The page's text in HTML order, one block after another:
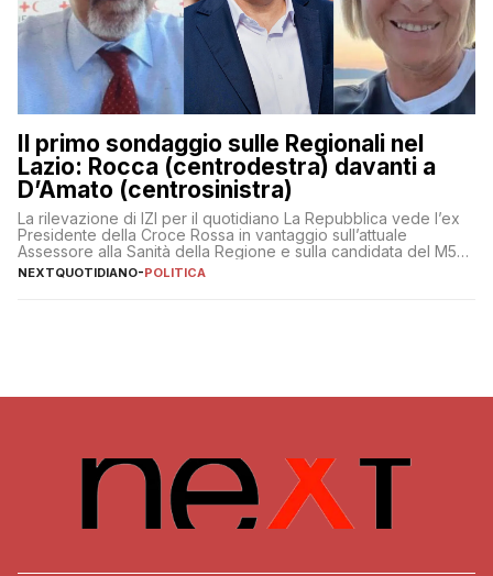
Il primo sondaggio sulle Regionali nel
Lazio: Rocca (centrodestra) davanti a
D’Amato (centrosinistra)
La rilevazione di IZI per il quotidiano La Repubblica vede l’ex
Presidente della Croce Rossa in vantaggio sull’attuale
Assessore alla Sanità della Regione e sulla candidata del M5S
Donatella Bianchi
NEXTQUOTIDIANO-POLITICA